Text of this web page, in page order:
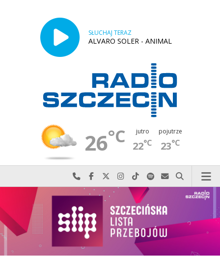
SŁUCHAJ TERAZ
ALVARO SOLER - ANIMAL
26°C jutro
22°C
pojutrze
23°C
Najlepiej po prostu do nas zadzwoń
Odwiedź nas na Facebook-u
Odwiedź nas na X
Odwiedź nas na Instagram-ie
Odwiedź nas na TikTok-u
Szukaj nas na Spotify
Wyślij do nas
Szukaj